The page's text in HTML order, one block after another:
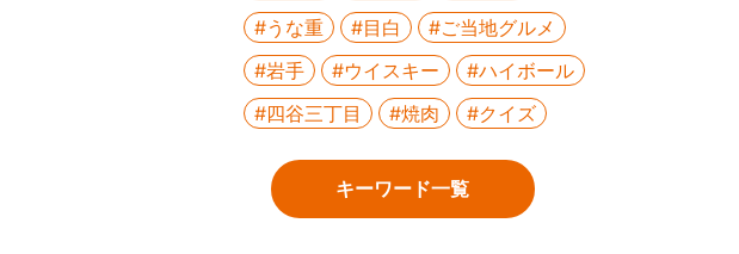
#うな重
#目白
#ご当地グルメ
#岩手
#ウイスキー
#ハイボール
#四谷三丁目
#焼肉 #クイズ
キーワード一覧